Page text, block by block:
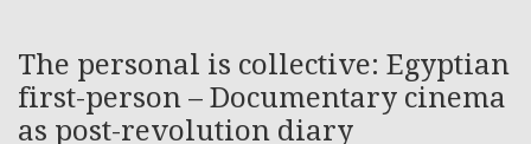
The personal is collective: Egyptian
first-person – Documentary cinema
as post-revolution diary